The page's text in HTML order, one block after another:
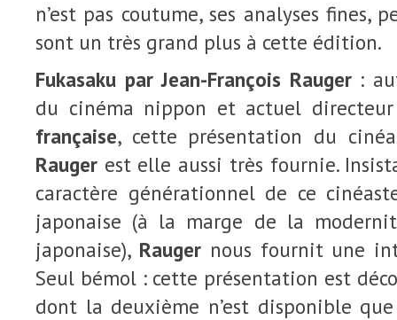
n’est pas coutume, ses analyses fines,
sont un très grand plus à cette édition.
Fukasaku par Jean-François Rauger:
du cinéma nippon et actuel
française, cette présentation du
Rauger est elle aussi très fournie.
caractère générationnel de ce
japonaise (à la marge de la
japonaise), Raugernous fournit une
Seul bémol : cette présentation est
dont la deuxième n’est disponible